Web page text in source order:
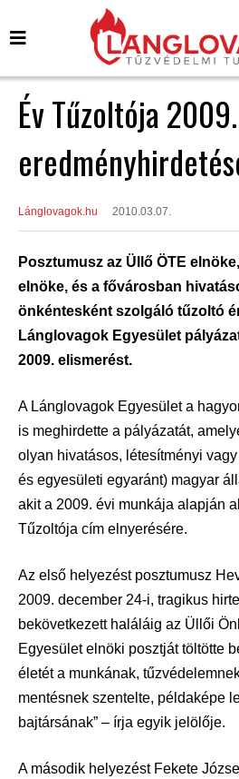
Év Tűzoltója
Lánglovagok.hu 2010.03.07.
Posztumusz az Üllő ÖTE
elnöke, és a fővárosban
önkéntesként szolgáló tűzoltó
Lánglovagok Egyesület
2009. elismerést.
A Lánglovagok Egyesület a
is meghirdette a pályázatát,
olyan hivatásos, létesítményi
és egyesületi egyaránt) magyar
akit a 2009. évi munkája alapján
Tűzoltója cím elnyerésére.
Az első helyezést posztumusz
2009. december 24-i, tragikus
bekövetkezett haláláig az Üllői
Egyesület elnöki posztját töltötte
életét a munkának,
mentésnek szentelte, példaképe
bajtársának” – írja egyik jelölője.
A második helyezést Fekete